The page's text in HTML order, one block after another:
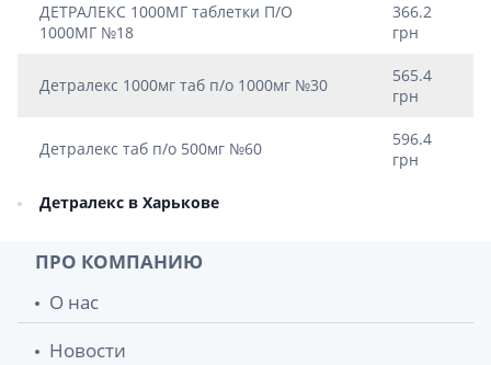
ДЕТРАЛЕКС 1000МГ таблетки П/О
1000МГ №18
366.2
грн
Детралекс 1000мг таб п/о 1000мг №30
565.4
грн
Детралекс таб п/о 500мг №60
596.4
грн
Детралекс в Харькове
ПРО КОМПАНИЮ
О нас
Новости